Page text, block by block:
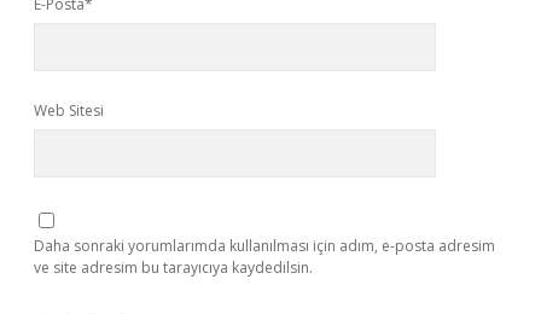
E-Posta*
Web Sitesi
Daha sonraki yorumlarımda kullanılması için adım, e-posta adresim
ve site adresim bu tarayıcıya kaydedilsin.